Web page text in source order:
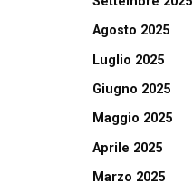
Agosto 2025
Luglio 2025
Giugno 2025
Maggio 2025
Aprile 2025
Marzo 2025